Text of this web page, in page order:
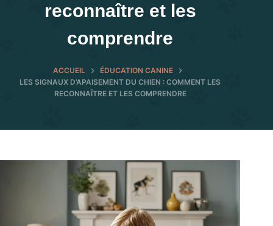
reconnaître et les
comprendre
ACCUEIL
ÉDUCATION CANINE
LES SIGNAUX D’APAISEMENT DU CHIEN : COMMENT LES
RECONNAÎTRE ET LES COMPRENDRE